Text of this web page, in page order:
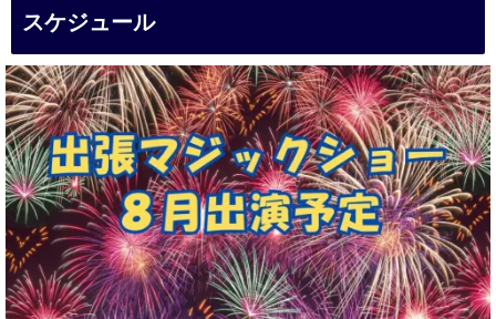
スケジュール